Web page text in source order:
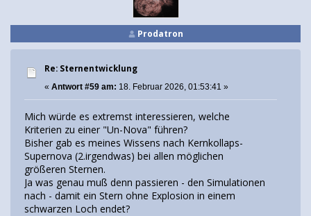
Prodatron
Re: Sternentwicklung
« Antwort #59 am: 18. Februar 2026, 01:53:41 »
Mich würde es extremst interessieren, welche
Kriterien zu einer "Un-Nova" führen?
Bisher gab es meines Wissens nach Kernkollaps-
Supernova (2.irgendwas) bei allen möglichen
größeren Sternen.
Ja was genau muß denn passieren - den Simulationen
nach - damit ein Stern ohne Explosion in einem
schwarzen Loch endet?